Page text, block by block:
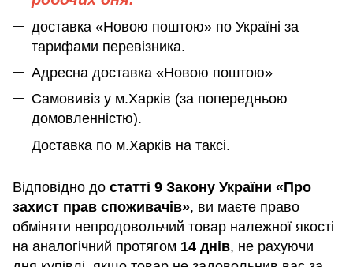
доставка «Новою поштою» по Україні за
тарифами перевізника.
Адресна доставка «Новою поштою»
Самовивіз у м.Харків (за попередньою
домовленністю).
Доставка по м.Харків на таксі.
Відповідно до статті 9 Закону України «Про
захист прав споживачів», ви маєте право
обміняти непродовольчий товар належної якості
на аналогічний протягом 14 днів, не рахуючи